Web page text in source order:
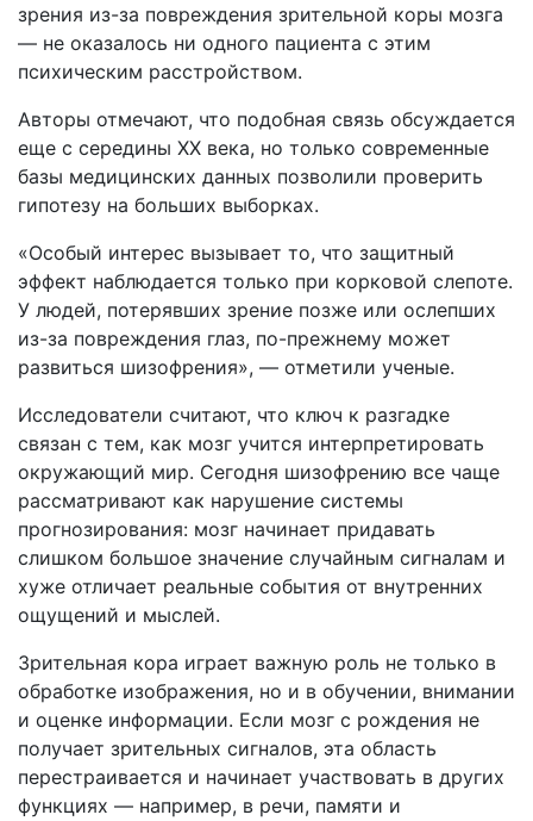
зрения из-за повреждения зрительной коры мозга
— не оказалось ни одного пациента с этим
психическим расстройством.
Авторы отмечают, что подобная связь обсуждается
еще с середины XX века, но только современные
базы медицинских данных позволили проверить
гипотезу на больших выборках.
«Особый интерес вызывает то, что защитный
эффект наблюдается только при корковой слепоте.
У людей, потерявших зрение позже или ослепших
из-за повреждения глаз, по-прежнему может
развиться шизофрения», — отметили ученые.
Исследователи считают, что ключ к разгадке
связан с тем, как мозг учится интерпретировать
окружающий мир. Сегодня шизофрению все чаще
рассматривают как нарушение системы
прогнозирования: мозг начинает придавать
слишком большое значение случайным сигналам и
хуже отличает реальные события от внутренних
ощущений и мыслей.
Зрительная кора играет важную роль не только в
обработке изображения, но и в обучении, внимании
и оценке информации. Если мозг с рождения не
получает зрительных сигналов, эта область
перестраивается и начинает участвовать в других
функциях — например, в речи, памяти и